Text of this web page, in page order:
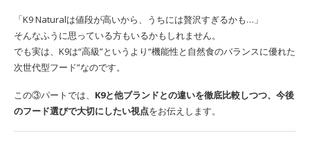
「K9 Naturalは値段が高いから、うちには贅沢すぎるかも…」
そんなふうに思っている方もいるかもしれません。
でも実は、K9は“高級”というより“機能性と自然食のバランスに優れた
次世代型フード”なのです。
この③パートでは、 K9と他ブランドとの違いを徹底比較しつつ、今後
のフード選びで大切にしたい視点をお伝えします。